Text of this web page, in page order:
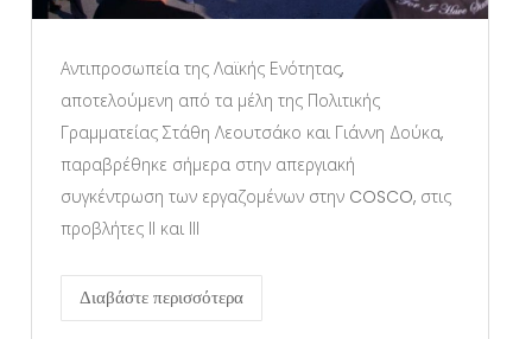
Αντιπροσωπεία της Λαϊκής Ενότητας,
αποτελούμενη από τα μέλη της Πολιτικής
Γραμματείας Στάθη Λεουτσάκο και Γιάννη Δούκα,
παραβρέθηκε σήμερα στην απεργιακή
συγκέντρωση των εργαζομένων στην COSCO, στις
προβλήτες ΙΙ και ΙΙΙ
Διαβάστε περισσότερα